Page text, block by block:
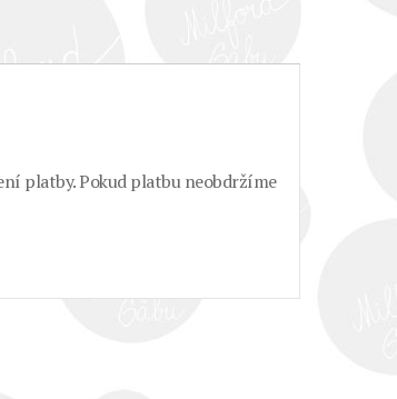
platby. Pokud platbu neobdržíme